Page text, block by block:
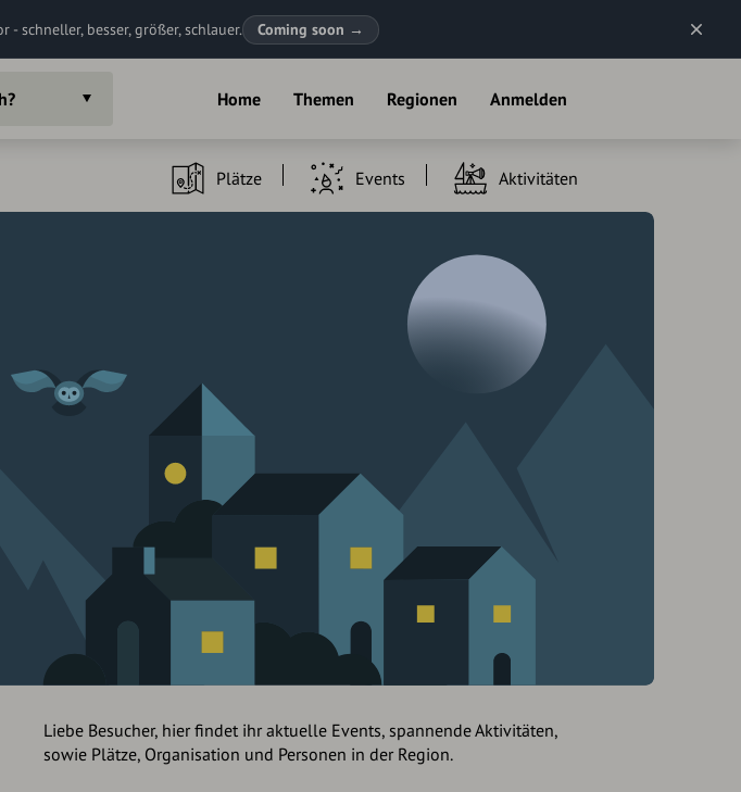
schneller, besser, größer, schlauer. Coming soon →
Home Themen Regionen Anmelden
Plätze Events Aktivitäten
Liebe Besucher, hier findet ihr aktuelle Events, spannende Aktivitäten,
sowie Plätze, Organisation und Personen in der Region.